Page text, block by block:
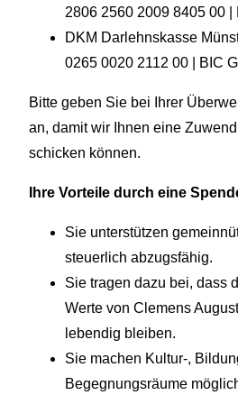
2806 2560 2009 8405 00 |
DKM Darlehnskasse
0265 0020 2112 00 | BIC
Bitte geben Sie bei Ihrer
an, damit wir Ihnen eine
schicken können.
Ihre Vorteile durch eine
Sie unterstützen
steuerlich abzugsfähig.
Sie tragen dazu bei, dass
Werte von Clemens
lebendig bleiben.
Sie machen Kultur-,
Begegnungsräume